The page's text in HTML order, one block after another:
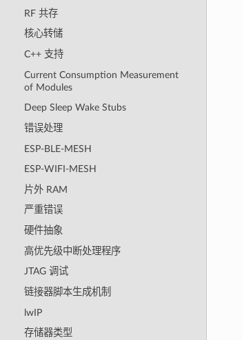
RF 共存
核心转储
C++ 支持
Current Consumption Measurement
of Modules
Deep Sleep Wake Stubs
错误处理
ESP-BLE-MESH
ESP-WIFI-MESH
片外 RAM
严重错误
硬件抽象
高优先级中断处理程序
JTAG 调试
链接器脚本生成机制
lwIP
存储器类型